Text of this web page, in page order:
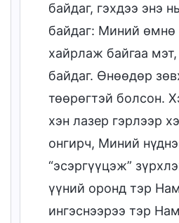
байдаг, гэхдээ энэ
байдаг: Миний өмнө
хайрлаж байгаа
байдаг. Өнөөдөр
төөрөгтэй болсон.
хэн лазер гэрлээр
онгирч, Миний
“эсэргүүцэж”
үүний оронд тэр
ингэснээрээ тэр